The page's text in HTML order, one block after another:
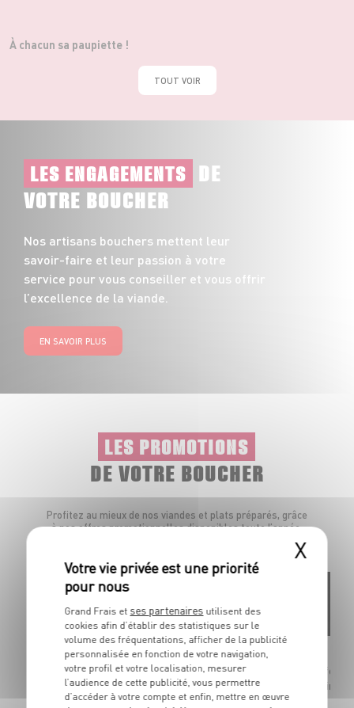
À chacun sa paupiette !
TOUT VOIR
LES ENGAGEMENTS DE
VOTRE BOUCHER
Nos artisans bouchers mettent leur
savoir-faire et leur passion à votre
service pour vous conseiller et vous offrir
l’excellence de la viande.
EN SAVOIR PLUS
LES PROMOTIONS
DE VOTRE BOUCHER
Profitez au mieux de nos viandes et plats préparés, grâce
à nos offres promotionnelles disponibles toute l’année.
Origine
France
Cuisse de poulet déjointée
À griller / à rôtir
Dans la limite des stocks disponibles
Doux ou fort
Dans la
X
Grand Frais et ses partenaires utilisent des
cookies afin d’établir des statistiques sur le
volume des fréquentations, afficher de la publicité
personnalisée en fonction de votre navigation,
votre profil et votre localisation, mesurer
l’audience de cette publicité, vous permettre
d’accéder à votre compte et enfin, mettre en œuvre